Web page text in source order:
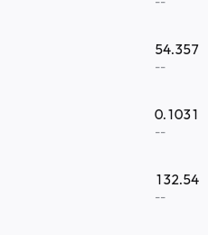
54.357
--
0.1031
--
132.54
--